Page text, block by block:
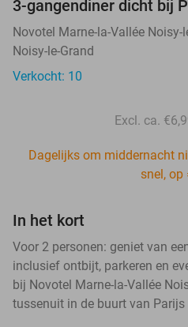
3-gangendiner dicht bij
Novotel Marne-la-Vallée Noisy-
Noisy-le-Grand
Verkocht: 10
Excl. ca.
Dagelijks om middernacht
snel, op
In het kort
Voor 2 personen: geniet van
inclusief ontbijt, parkeren en
bij Novotel Marne-la-Vallée
tussenuit in de buurt van Parijs